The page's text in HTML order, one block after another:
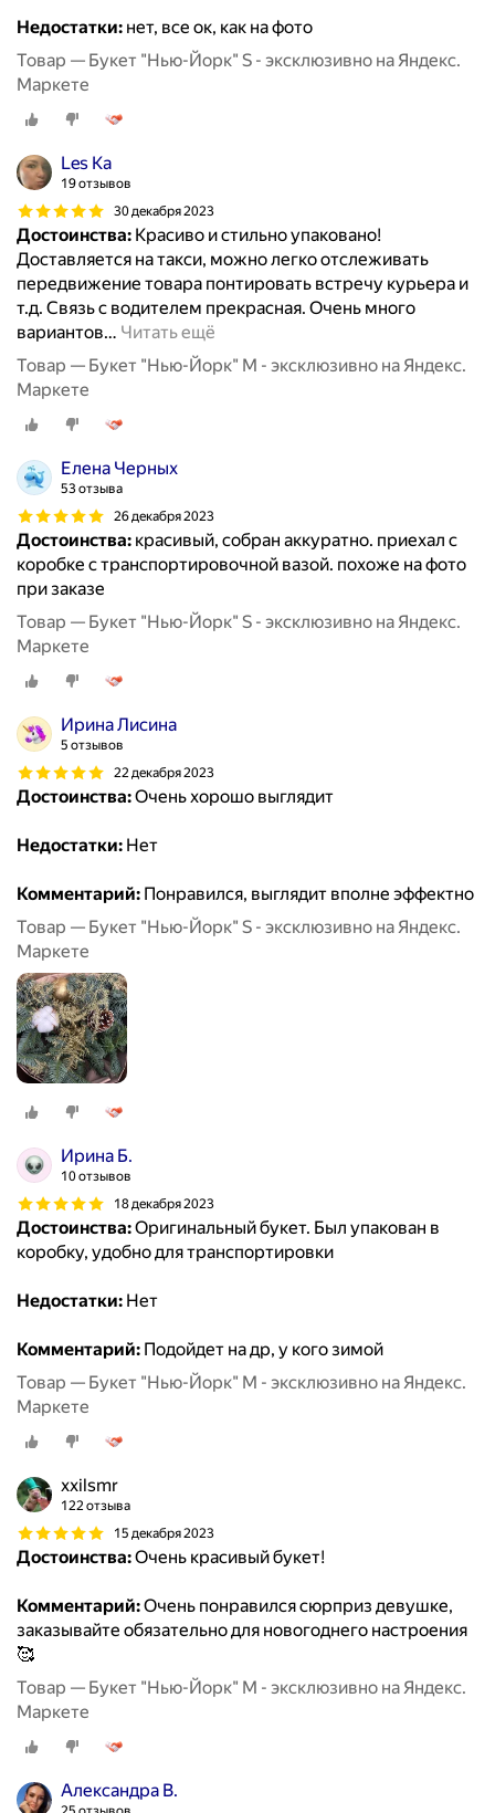
Недостатки: нет, все ок, как на фото
Товар — Букет "Нью-Йорк" S - эксклюзивно на Яндекс.
Маркете
Les Kа
19 отзывов
30 декабря 2023
Достоинства: Красиво и стильно упаковано!
Доставляется на такси, можно легко отслеживать
передвижение товара понтировать встречу курьера и
т.д. Связь с водителем прекрасная. Очень много
вариантов… Читать ещё
Товар — Букет "Нью-Йорк" M - эксклюзивно на Яндекс.
Маркете
Елена Черных
53 отзыва
26 декабря 2023
Достоинства: красивый, собран аккуратно. приехал с
коробке с транспортировочной вазой. похоже на фото
при заказе
Товар — Букет "Нью-Йорк" S - эксклюзивно на Яндекс.
Маркете
Ирина Лисина
5 отзывов
22 декабря 2023
Достоинства:Очень хорошо выглядит
Недостатки: Нет
Комментарий: Понравился, выглядит вполне эффектно
Товар — Букет "Нью-Йорк" S - эксклюзивно на Яндекс.
Маркете
Ирина Б.
10 отзывов
18 декабря 2023
Достоинства:Оригинальный букет. Был упакован в
коробку, удобно для транспортировки
Недостатки: Нет
Комментарий: Подойдет на др, у кого зимой
Товар — Букет "Нью-Йорк" M - эксклюзивно на Яндекс.
Маркете
xxilsmr
122 отзыва
15 декабря 2023
Достоинства:Очень красивый букет!
Комментарий:Очень понравился сюрприз девушке,
заказывайте обязательно для новогоднего настроения
🥰
Товар — Букет "Нью-Йорк" M - эксклюзивно на Яндекс.
Маркете
Александра В.